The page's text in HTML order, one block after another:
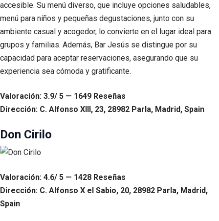
accesible. Su menú diverso, que incluye opciones saludables,
menú para niños y pequeñas degustaciones, junto con su
ambiente casual y acogedor, lo convierte en el lugar ideal para
grupos y familias. Además, Bar Jesús se distingue por su
capacidad para aceptar reservaciones, asegurando que su
experiencia sea cómoda y gratificante.
Valoración: 3.9/ 5 — 1649 Reseñas
Dirección: C. Alfonso XIII, 23, 28982 Parla, Madrid, Spain
Don Cirilo
Valoración: 4.6/ 5 — 1428 Reseñas
Dirección: C. Alfonso X el Sabio, 20, 28982 Parla, Madrid,
Spain